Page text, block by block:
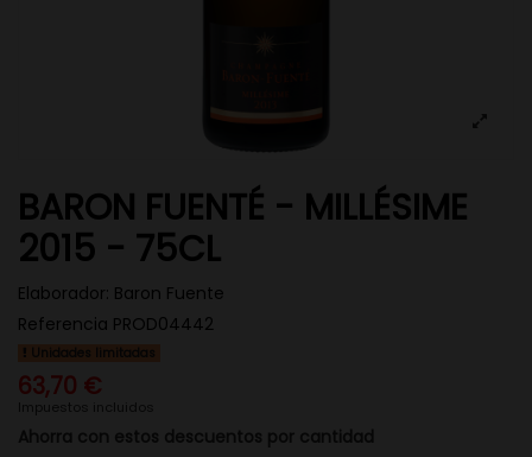
BARON FUENTÉ - MILLÉSIME
2015 - 75CL
Elaborador: Baron Fuente
Referencia PROD04442
Unidades limitadas
63,70 €
Impuestos incluidos
Ahorra con estos descuentos por cantidad